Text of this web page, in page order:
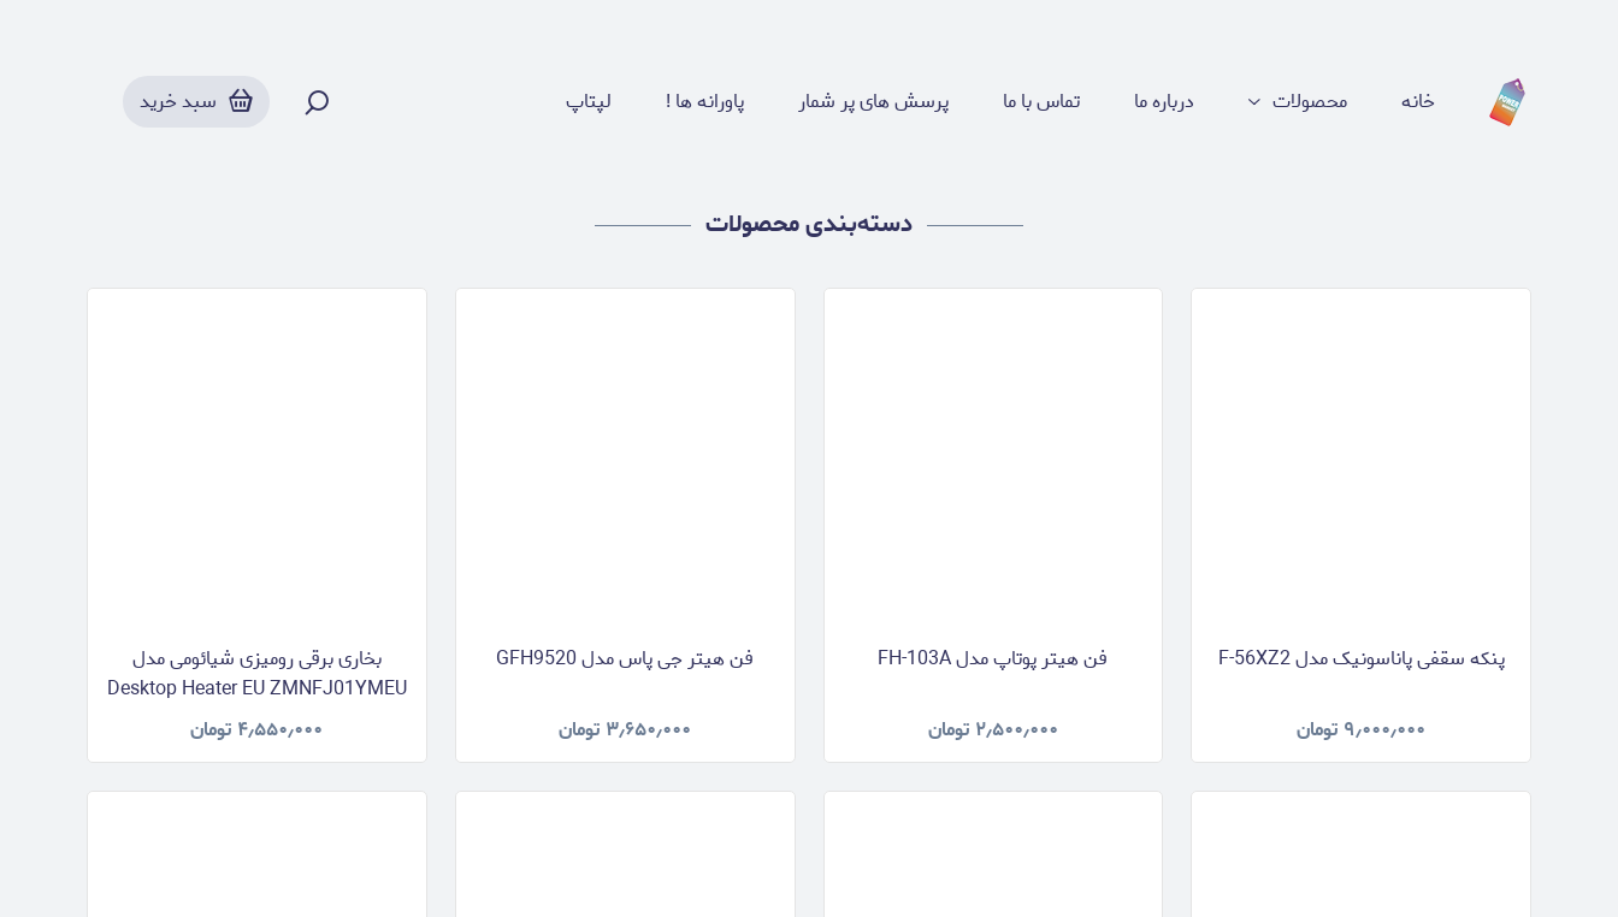
خانه محصولات درباره ما تماس با ما پرسش های پر شمار پاورانه ها ! لپتاپ سبد خرید
دسته‌بندی محصولات
پنکه سقفی پاناسونیک مدل F-56XZ2
۹٫۰۰۰٫۰۰۰ تومان
فن هیتر پوتاپ مدل FH-103A
۲٫۵۰۰٫۰۰۰ تومان
فن هیتر جی پاس مدل GFH9520
۳٫۶۵۰٫۰۰۰ تومان
بخاری برقی رومیزی شیائومی مدل
Desktop Heater EU ZMNFJ01YMEU
۴٫۵۵۰٫۰۰۰ تومان